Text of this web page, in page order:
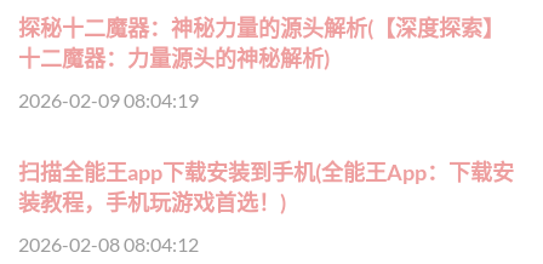
探秘十二魔器：神秘力量的源头解析(【深度探索】
十二魔器：力量源头的神秘解析)
2026-02-09 08:04:19
扫描全能王app下载安装到手机(全能王App：下载安
装教程，手机玩游戏首选！)
2026-02-08 08:04:12